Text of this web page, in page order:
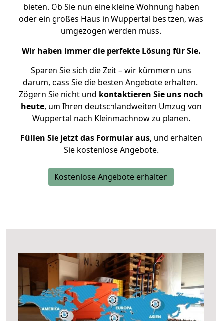
bieten. Ob Sie nun eine kleine Wohnung haben
oder ein großes Haus in Wuppertal besitzen, was
umgezogen werden muss.
Wir haben immer die perfekte Lösung für Sie.
Sparen Sie sich die Zeit – wir kümmern uns
darum, dass Sie die besten Angebote erhalten.
Zögern Sie nicht und kontaktieren Sie uns noch
heute, um Ihren deutschlandweiten Umzug von
Wuppertal nach Kleinmachnow zu planen.
Füllen Sie jetzt das Formular aus, und erhalten
Sie kostenlose Angebote.
Kostenlose Angebote erhalten